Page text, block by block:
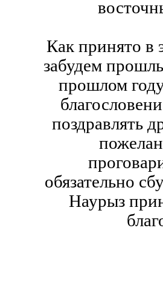
Как принято в
забудем
прошлом
поздравлять
обязательно
Наурыз